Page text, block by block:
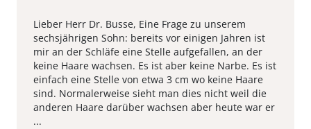
Lieber Herr Dr. Busse, Eine Frage zu unserem
sechsjährigen Sohn: bereits vor einigen Jahren ist
mir an der Schläfe eine Stelle aufgefallen, an der
keine Haare wachsen. Es ist aber keine Narbe. Es ist
einfach eine Stelle von etwa 3 cm wo keine Haare
sind. Normalerweise sieht man dies nicht weil die
anderen Haare darüber wachsen aber heute war er
...